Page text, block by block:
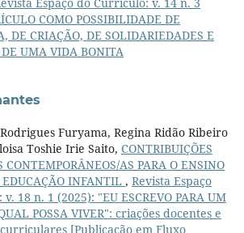
COMO POSSIBILIDADE DE
DE CRIAÇÃO, DE SOLIDARIEDADES E
UMA VIDA BONITA
Furyama, Regina Ridão Ribeiro
Toshie Irie Saito, CONTRIBUIÇÕES
CONTEMPORÂNEOS/AS PARA O ENSINO
INFANTIL , Revista Espaço
18 n. 1 (2025): "EU ESCREVO PARA UM
POSSA VIVER": criações docentes e
[Publicação em Fluxo